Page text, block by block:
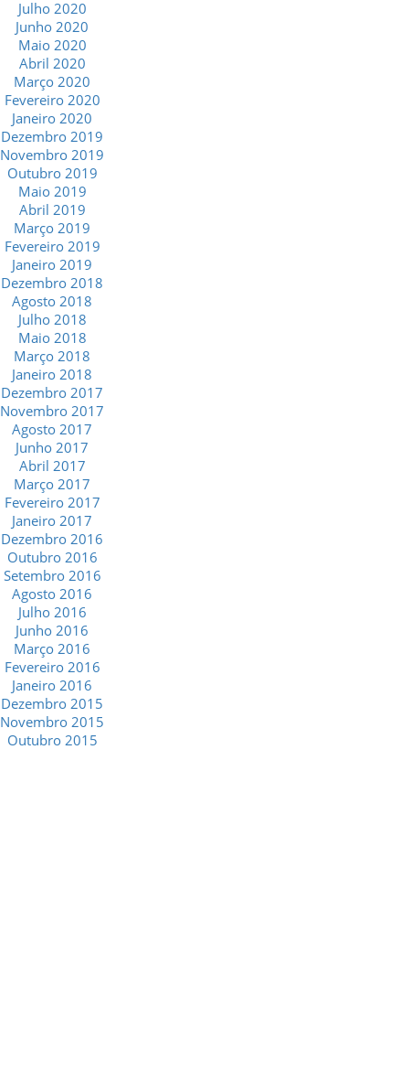
Julho 2020
Junho 2020
Maio 2020
Abril 2020
Março 2020
Fevereiro 2020
Janeiro 2020
Dezembro 2019
Novembro 2019
Outubro 2019
Maio 2019
Abril 2019
Março 2019
Fevereiro 2019
Janeiro 2019
Dezembro 2018
Agosto 2018
Julho 2018
Maio 2018
Março 2018
Janeiro 2018
Dezembro 2017
Novembro 2017
Agosto 2017
Junho 2017
Abril 2017
Março 2017
Fevereiro 2017
Janeiro 2017
Dezembro 2016
Outubro 2016
Setembro 2016
Agosto 2016
Julho 2016
Junho 2016
Março 2016
Fevereiro 2016
Janeiro 2016
Dezembro 2015
Novembro 2015
Outubro 2015